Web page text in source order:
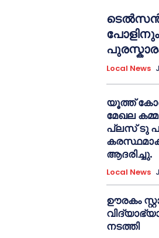
ടെൽസൻ
Local News
യൂത്ത്
മേഖല
പ്ലസ് ടു
ആദരിച്ചു.
Local News
ഊരകം
നടത്തി